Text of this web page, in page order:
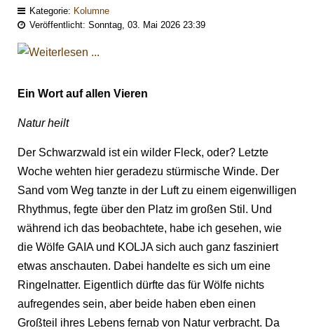
Kategorie: Kolumne
Veröffentlicht: Sonntag, 03. Mai 2026 23:39
Ein Wort auf allen Vieren
Natur heilt
Der Schwarzwald ist ein wilder Fleck, oder? Letzte
Woche wehten hier geradezu stürmische Winde. Der
Sand vom Weg tanzte in der Luft zu einem eigenwilligen
Rhythmus, fegte über den Platz im großen Stil. Und
während ich das beobachtete, habe ich gesehen, wie
die Wölfe GAIA und KOLJA sich auch ganz fasziniert
etwas anschauten. Dabei handelte es sich um eine
Ringelnatter. Eigentlich dürfte das für Wölfe nichts
aufregendes sein, aber beide haben eben einen
Großteil ihres Lebens fernab von Natur verbracht. Da